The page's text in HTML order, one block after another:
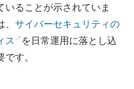
いることが示されていま
サイバーセキュリティの
ス
を日常運用に落とし込
す。